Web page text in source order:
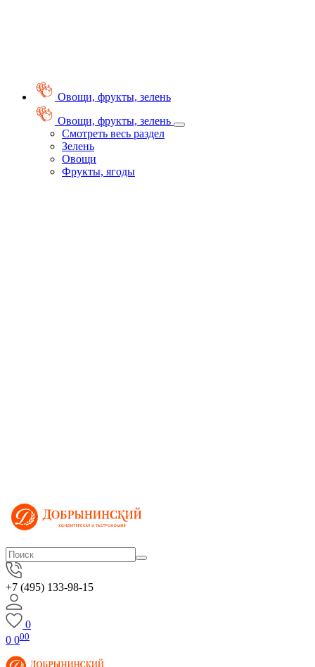
Овощи, фрукты, зелень
Овощи, фрукты, зелень
Смотреть весь раздел
Зелень
Овощи
Фрукты, ягоды
+7 (495) 133-98-15
0
0 000